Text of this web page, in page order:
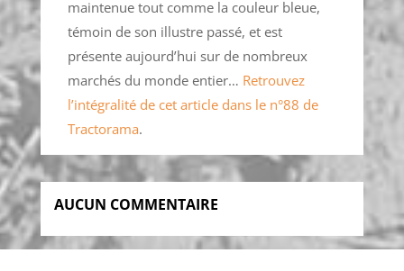
maintenue tout comme la couleur bleue,
témoin de son illustre passé, et est
présente aujourd’hui sur de nombreux
marchés du monde entier… Retrouvez
l’intégralité de cet article dans le n°88 de
Tractorama.
AUCUN COMMENTAIRE